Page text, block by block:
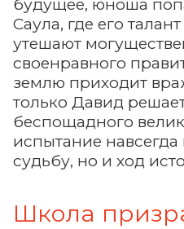
Саула, где его
утешают
своенравного
землю приходит
только Давид
беспощадного
испытание навсегда
судьбу, но и ход
Школа